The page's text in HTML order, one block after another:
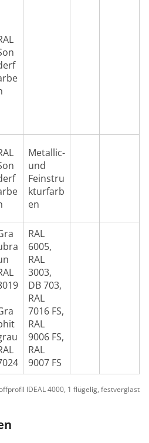
Metallic-
und
Feinstru
kturfarb
en
RAL
6005,
RAL
3003,
DB 703,
RAL
7016 FS,
RAL
9006 FS,
RAL
9007 FS
IDEAL 4000, 1 flügelig, festverglast